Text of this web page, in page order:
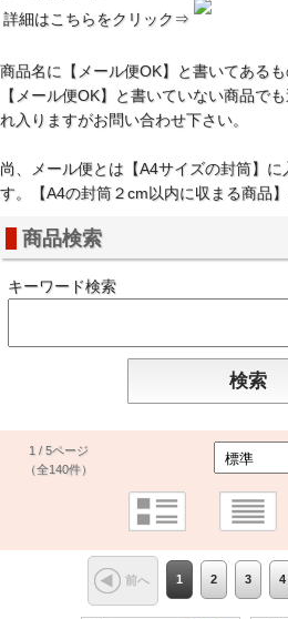
詳細はこちらをクリック⇒
商品名に【メール便OK】と書いてあるも
【メール便OK】と書いていない商品で
れ入りますがお問い合わせ下さい。
尚、メール便とは【A4サイズの封筒】
す。【A4の封筒２cm以内に収まる商品】
商品検索
キーワード検索
1 / 5ページ
（全140件）
前へ 1 2 3 4